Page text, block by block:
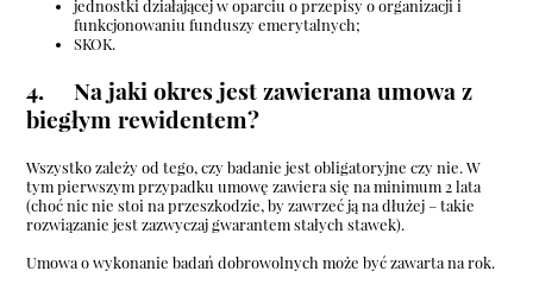
jednostki działającej w oparciu o przepisy o organizacji i
funkcjonowaniu funduszy emerytalnych;
SKOK.
4. Na jaki okres jest zawierana umowa z
biegłym rewidentem?
Wszystko zależy od tego, czy badanie jest obligatoryjne czy nie. W
tym pierwszym przypadku umowę zawiera się na minimum 2 lata
(choć nic nie stoi na przeszkodzie, by zawrzeć ją na dłużej – takie
rozwiązanie jest zazwyczaj gwarantem stałych stawek).
Umowa o wykonanie badań dobrowolnych może być zawarta na rok.